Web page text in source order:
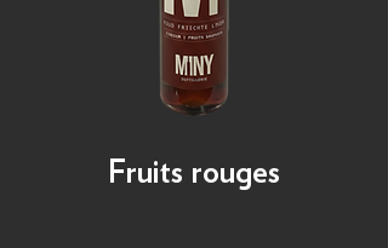
Fruits rouges